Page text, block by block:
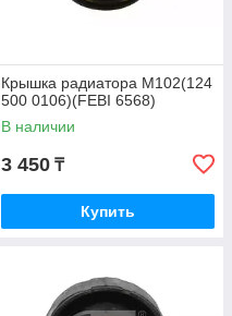
Крышка радиатора M102(124
500 0106)(FEBI 6568)
В наличии
3 450 ₸
Купить